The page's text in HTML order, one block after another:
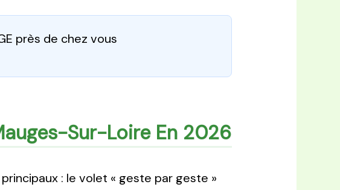
près de chez vous
Sur-Loire En 2026
: le volet « geste par geste »